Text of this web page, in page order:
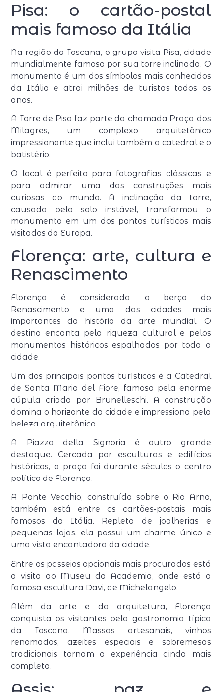
Pisa: o cartão-postal
mais famoso da Itália
Na região da Toscana, o grupo visita Pisa, cidade
mundialmente famosa por sua torre inclinada. O
monumento é um dos símbolos mais conhecidos
da Itália e atrai milhões de turistas todos os
anos.
A Torre de Pisa faz parte da chamada Praça dos
Milagres, um complexo arquitetônico
impressionante que inclui também a catedral e o
batistério.
O local é perfeito para fotografias clássicas e
para admirar uma das construções mais
curiosas do mundo. A inclinação da torre,
causada pelo solo instável, transformou o
monumento em um dos pontos turísticos mais
visitados da Europa.
Florença: arte, cultura e
Renascimento
Florença é considerada o berço do
Renascimento e uma das cidades mais
importantes da história da arte mundial. O
destino encanta pela riqueza cultural e pelos
monumentos históricos espalhados por toda a
cidade.
Um dos principais pontos turísticos é a Catedral
de Santa Maria del Fiore, famosa pela enorme
cúpula criada por Brunelleschi. A construção
domina o horizonte da cidade e impressiona pela
beleza arquitetônica.
A Piazza della Signoria é outro grande
destaque. Cercada por esculturas e edifícios
históricos, a praça foi durante séculos o centro
político de Florença.
A Ponte Vecchio, construída sobre o Rio Arno,
também está entre os cartões-postais mais
famosos da Itália. Repleta de joalherias e
pequenas lojas, ela possui um charme único e
uma vista encantadora da cidade.
Entre os passeios opcionais mais procurados está
a visita ao Museu da Academia, onde está a
famosa escultura Davi, de Michelangelo.
Além da arte e da arquitetura, Florença
conquista os visitantes pela gastronomia típica
da Toscana. Massas artesanais, vinhos
renomados, azeites especiais e sobremesas
tradicionais tornam a experiência ainda mais
completa.